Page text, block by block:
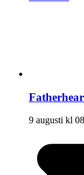
9 augusti kl